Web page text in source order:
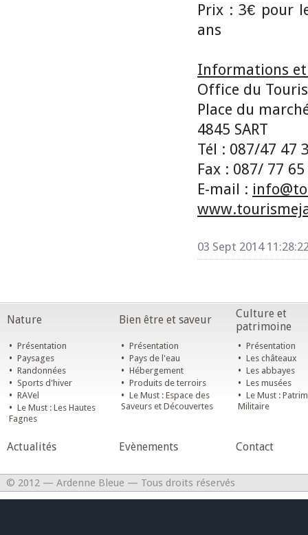
Prix : 3€ pour
ans
Informations
Office du
Place du
4845 SART
Tél : 087/47 47
Fax : 087/ 77
E-mail :
03 Sept 2014
Nature Bien être et saveur
Culture et
patrimoine
• Présentation
• Paysages
• Randonnées
• Sports d'hiver
• RAVel
• Le Must : Les Hautes
Fagnes
• Présentation
• Pays de l'eau
• Hébergement
• Produits de terroirs
• Le Must : Espace des
Saveurs et Découvertes
• Présentation
• Les châteaux
• Les abbayes
• Les musées
• Le Must :
Militaire
Actualités Evènements Contact
© 2012 — Ardenne Bleue — Tous droits réservés